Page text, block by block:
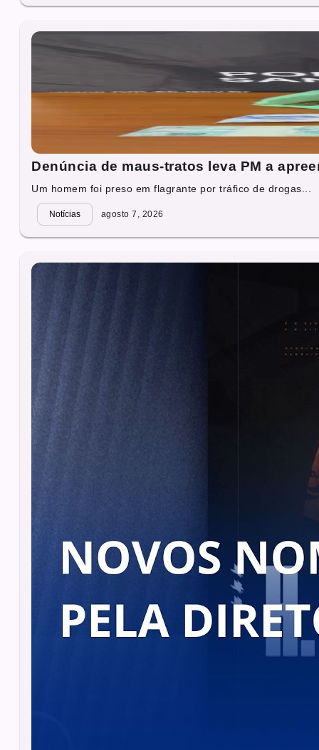
Denúncia de maus-tratos leva PM a
Um homem foi preso em flagrante por tráfico de drogas...
Notícias agosto 7, 2026